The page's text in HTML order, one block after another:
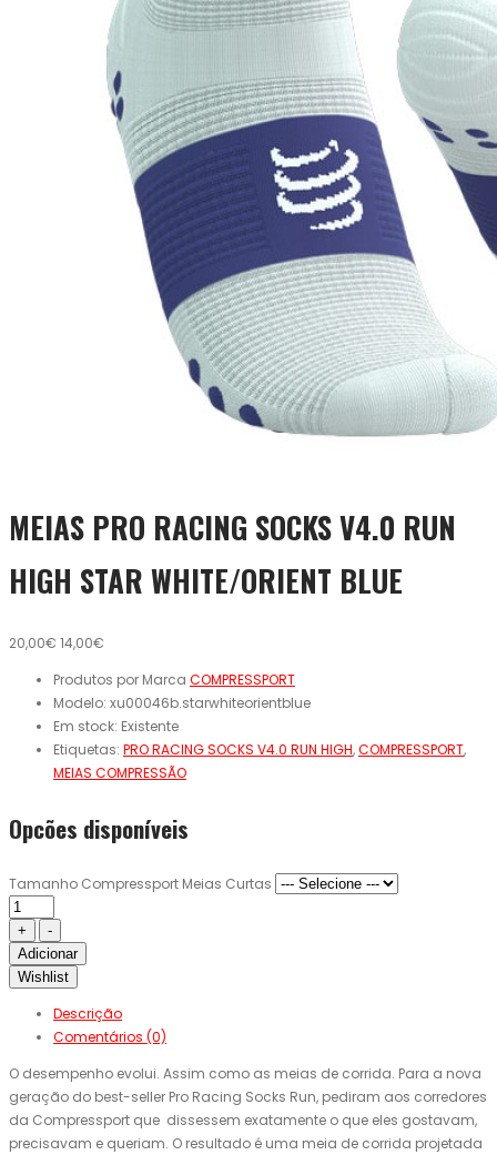
MEIAS PRO RACING SOCKS V4.0 RUN
HIGH STAR WHITE/ORIENT BLUE
20,00€ 14,00€
Produtos por Marca COMPRESSPORT
Modelo: xu00046b.starwhiteorientblue
Em stock: Existente
Etiquetas: PRO RACING SOCKS V4.0 RUN HIGH,COMPRESSPORT,
MEIAS COMPRESSÃO
Opcões disponíveis
Tamanho Compressport Meias Curtas
Adicionar
Wishlist
Descrição
Comentários (0)
O desempenho evolui. Assim como as meias de corrida. Para a nova
geração do best-seller Pro Racing Socks Run, pediram aos corredores
da Compressport que dissessem exatamente o que eles gostavam,
precisavam e queriam. O resultado é uma meia de corrida projetada